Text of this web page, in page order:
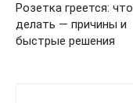
Розетка греется: что
делать — причины и
быстрые решения